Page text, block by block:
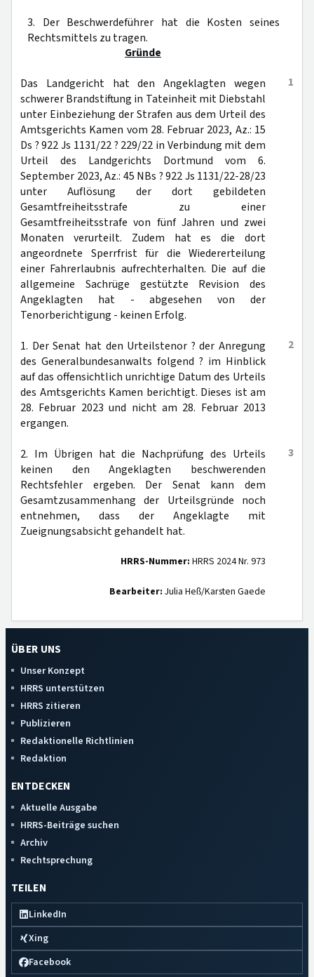
3. Der Beschwerdeführer hat die Kosten seines
Rechtsmittels zu tragen.
Gründe
1
Das Landgericht hat den Angeklagten wegen
schwerer Brandstiftung in Tateinheit mit Diebstahl
unter Einbeziehung der Strafen aus dem Urteil des
Amtsgerichts Kamen vom 28. Februar 2023, Az.: 15
Ds ? 922 Js 1131/22 ? 229/22 in Verbindung mit dem
Urteil des Landgerichts Dortmund vom 6.
September 2023, Az.: 45 NBs ? 922 Js 1131/22-28/23
unter Auflösung der dort gebildeten
Gesamtfreiheitsstrafe zu einer
Gesamtfreiheitsstrafe von fünf Jahren und zwei
Monaten verurteilt. Zudem hat es die dort
angeordnete Sperrfrist für die Wiedererteilung
einer Fahrerlaubnis aufrechterhalten. Die auf die
allgemeine Sachrüge gestützte Revision des
Angeklagten hat - abgesehen von der
Tenorberichtigung - keinen Erfolg.
2
1. Der Senat hat den Urteilstenor ? der Anregung
des Generalbundesanwalts folgend ? im Hinblick
auf das offensichtlich unrichtige Datum des Urteils
des Amtsgerichts Kamen berichtigt. Dieses ist am
28. Februar 2023 und nicht am 28. Februar 2013
ergangen.
3
2. Im Übrigen hat die Nachprüfung des Urteils
keinen den Angeklagten beschwerenden
Rechtsfehler ergeben. Der Senat kann dem
Gesamtzusammenhang der Urteilsgründe noch
entnehmen, dass der Angeklagte mit
Zueignungsabsicht gehandelt hat.
HRRS-Nummer: HRRS 2024 Nr. 973
Bearbeiter: Julia Heß/Karsten Gaede
ÜBER UNS
Unser Konzept
HRRS unterstützen
HRRS zitieren
Publizieren
Redaktionelle Richtlinien
Redaktion
ENTDECKEN
Aktuelle Ausgabe
HRRS-Beiträge suchen
Archiv
Rechtsprechung
TEILEN
LinkedIn
Xing
Facebook